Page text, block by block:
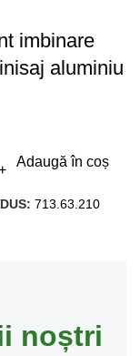
imbinare
aluminiu
Adaugă în coș
713.63.210
noștri